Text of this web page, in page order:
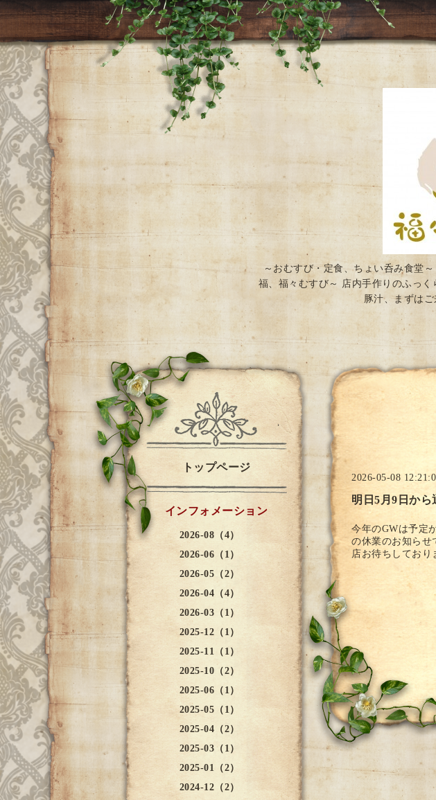
～おむすび・定食、ちょい呑み食堂
福、福々むすび～ 店内手作りのふっ
豚汁、まずは
2026-05-08
明日5月9日から
今年のGWは予定
の休業のお知らせ
店お待ちしており
トップページ
インフォメーション
2026-08（4）
2026-06（1）
2026-05（2）
2026-04（4）
2026-03（1）
2025-12（1）
2025-11（1）
2025-10（2）
2025-06（1）
2025-05（1）
2025-04（2）
2025-03（1）
2025-01（2）
2024-12（2）